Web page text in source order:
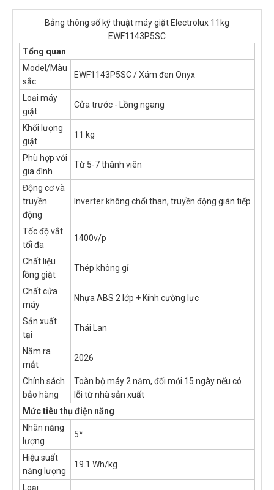
Bảng thông số kỹ thuật máy giặt Electrolux 11kg
EWF1143P5SC
Tổng quan
Model/Màu
sắc
EWF1143P5SC / Xám đen Onyx
Loại máy
giặt
Cửa trước - Lồng ngang
Khối lượng
giặt
11 kg
Phù hợp với
gia đình
Từ 5-7 thành viên
Động cơ và
truyền
động
Inverter không chổi than, truyền động gián tiếp
Tốc độ vắt
tối đa
1400v/p
Chất liệu
lồng giặt
Thép không gỉ
Chất cửa
máy
Nhựa ABS 2 lớp + Kính cường lực
Sản xuất
tại
Thái Lan
Năm ra
mắt
2026
Chính sách
bảo hàng
Toàn bộ máy 2 năm, đổi mới 15 ngày nếu có
lỗi từ nhà sản xuất
Mức tiêu thụ điện năng
Nhãn năng
lượng
5*
Hiệu suất
năng lượng
19.1 Wh/kg
Loại